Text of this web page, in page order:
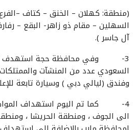
(منطقة: كهلان – الخنق – كتاف
السهلين – مقام ذو زاهر- البقع –
آل جاسر ).
3- وفي محافظة حجة استهدف
السعودي عدد من المنشآت
وفندق (ليالي دبي ) وسيارة تابعة
4- كما تم اليوم استهداف
الى الجوف ، ومنطقة الحريشا ، ومنطقة